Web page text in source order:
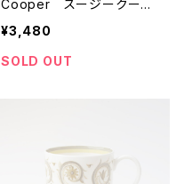
Cooper スージークーパ
ー TALISMAN タリスマ
ン （ウェッジウッドロゴ）
ビンテージ カップ＆ソーサ
¥3,480
SOLD OUT